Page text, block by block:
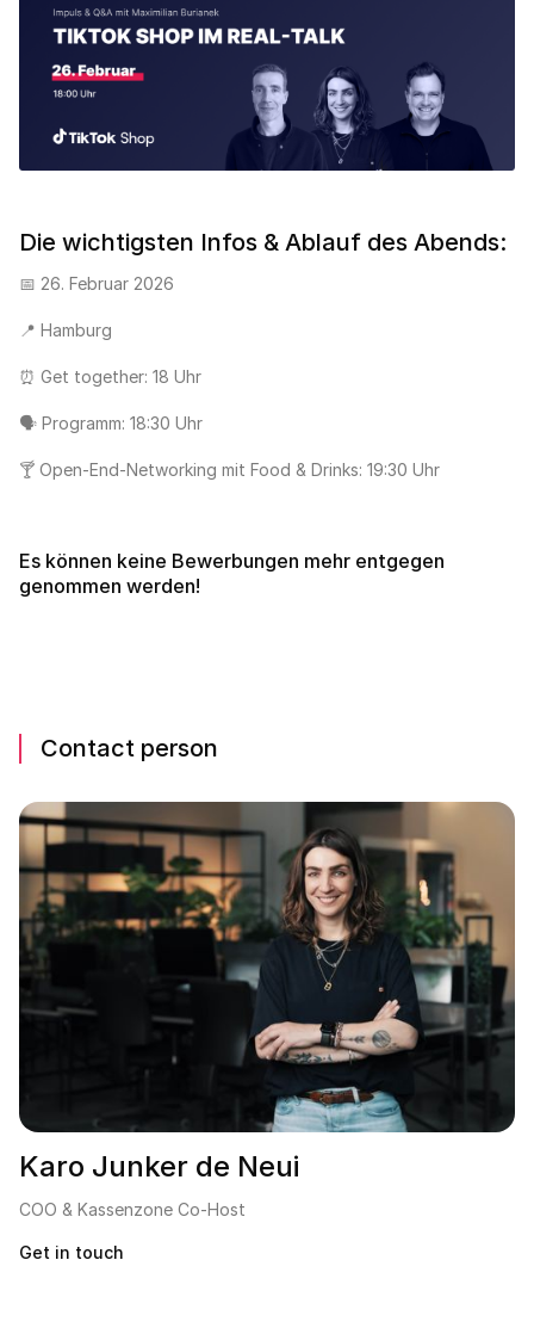
Die wichtigsten Infos & Ablauf des Abends:
📅 26. Februar 2026
📍 Hamburg
⏰ Get together: 18 Uhr
🗣️ Programm: 18:30 Uhr
🍸 Open-End-Networking mit Food & Drinks: 19:30 Uhr
Es können keine Bewerbungen mehr entgegen
genommen werden!
Contact person
Karo Junker de Neui
COO & Kassenzone Co-Host
Get in touch